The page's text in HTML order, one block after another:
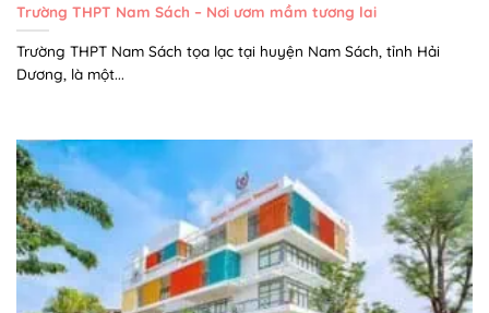
Trường THPT Nam Sách – Nơi ươm mầm tương lai
Trường THPT Nam Sách tọa lạc tại huyện Nam Sách, tỉnh Hải
Dương, là một...